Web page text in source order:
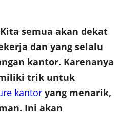
semua akan dekat
dan yang selalu
kantor. Karenanya
trik untuk
kantor yang menarik,
Ini akan